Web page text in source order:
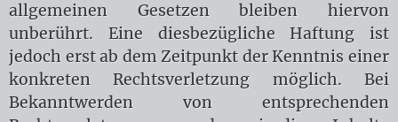
allgemeinen Gesetzen bleiben hiervon
unberührt. Eine diesbezügliche Haftung ist
jedoch erst ab dem Zeitpunkt der Kenntnis einer
konkreten Rechtsverletzung möglich. Bei
Bekanntwerden von entsprechenden